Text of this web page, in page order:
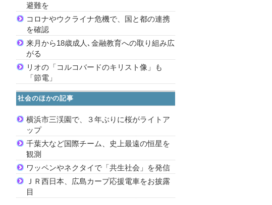
避難を
コロナやウクライナ危機で、国と都の連携
を確認
来月から18歳成人､金融教育への取り組み広
がる
リオの「コルコバードのキリスト像」も
「節電」
社会のほかの記事
横浜市三渓園で、３年ぶりに桜がライトア
ップ
千葉大など国際チーム、史上最遠の恒星を
観測
ワッペンやネクタイで「共生社会」を発信
ＪＲ西日本、広島カープ応援電車をお披露
目